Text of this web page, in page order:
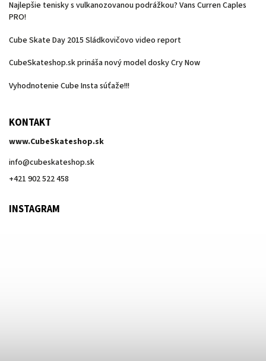
Najlepšie tenisky s vulkanozovanou podrážkou? Vans Curren Caples
PRO!
Cube Skate Day 2015 Sládkovičovo video report
CubeSkateshop.sk prináša nový model dosky Cry Now
Vyhodnotenie Cube Insta súťaže!!!
KONTAKT
www.CubeSkateshop.sk
info@cubeskateshop.sk
+421 902 522 458
INSTAGRAM